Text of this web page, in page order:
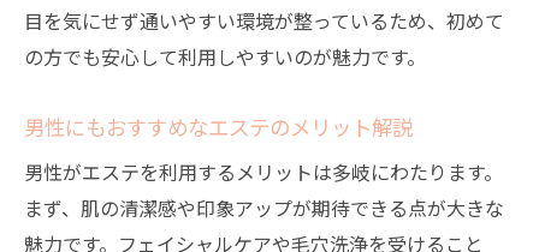
目を気にせず通いやすい環境が整っているため、初めて
の方でも安心して利用しやすいのが魅力です。
男性にもおすすめなエステのメリット解説
男性がエステを利用するメリットは多岐にわたります。
まず、肌の清潔感や印象アップが期待できる点が大きな
魅力です。フェイシャルケアや毛穴洗浄を受けること